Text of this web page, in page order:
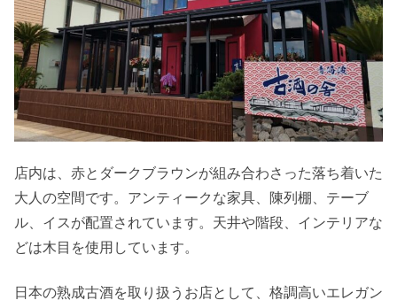
店内は、赤とダークブラウンが組み合わさった落ち着いた
大人の空間です。アンティークな家具、陳列棚、テーブ
ル、イスが配置されています。天井や階段、インテリアな
どは木目を使用しています。
日本の熟成古酒を取り扱うお店として、格調高いエレガン